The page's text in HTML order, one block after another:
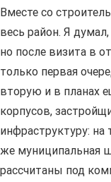
Вместе со
весь район. Я
но после визита в
только первая
вторую и в планах
корпусов,
инфраструктуру: на
же муниципальная
рассчитаны под